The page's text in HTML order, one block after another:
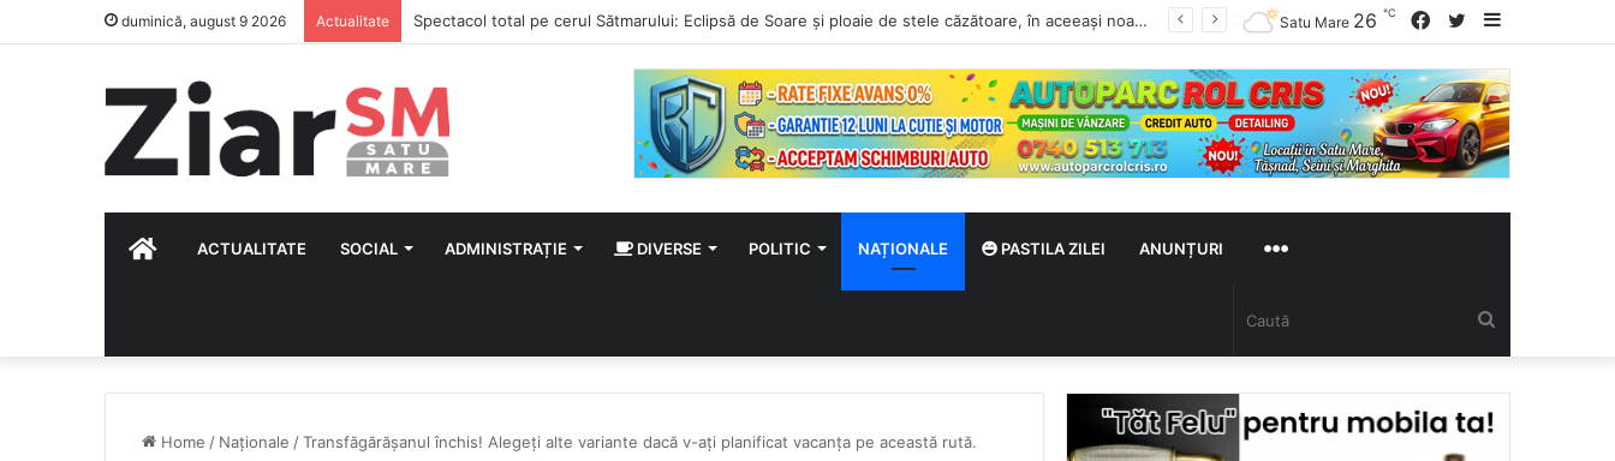
duminică, august 9 2026 Actualitate Calendar Azi – 9 august Sidebar
Twitter
Facebook
Satu Mare 26 ℃
HOMEACTUALITATE SOCIAL ADMINISTRAȚIE DIVERSE POLITIC NAȚIONALE PASTILA ZILEI ANUNȚURI
MULTE
Home / Naționale /Transfăgărășanul închis! Alegeți alte variante dacă v-ați planificat vacanța pe această rută.